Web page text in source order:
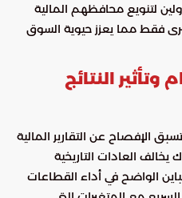
لتنويع محافظهم المالية
فقط مما يعزز حيوية السوق
النتائج
الإفصاح عن التقارير المالية
العادات التاريخية
الواضح في أداء القطاعات